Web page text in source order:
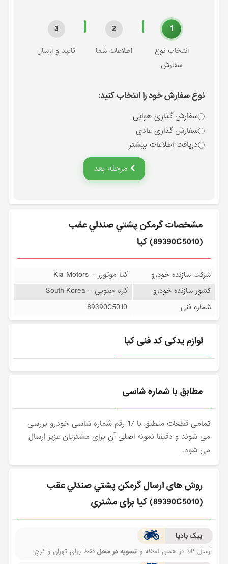
1
انتخاب نوع
سفارش
2
اطلاعات شما
3
تایید و ارسال
نوع سفارش خود را انتخاب کنید:
سفارش گذاری هوایی
سفارش گذاری عادی
دریافت اطلاعات بیشتر
مرحله بعد
مشخصات گرمكن پشتي صندلي عقب
(89390C5010) کیا
شرکت سازنده خودرو کیا موتورز – Kia Motors
کشور سازنده خودرو کره جنوبی – South Korea
شماره فنی 89390C5010
لوازم یدکی کد فنی کیا
مطابق با شماره شاسی
تمامی قطعات منطبق با 17 رقم شماره شاسی خودرو بررسی
می شوند و دقیقا نمونه اصلی آن برای مشتریان عزیز ارسال
می شود.
روش های ارسال گرمكن پشتي صندلي عقب
(89390C5010) کیا برای مشتری
پیک بادپا
ارسال کالا در همان لحظه وتسویه در محل فقط برای تهران و کرج